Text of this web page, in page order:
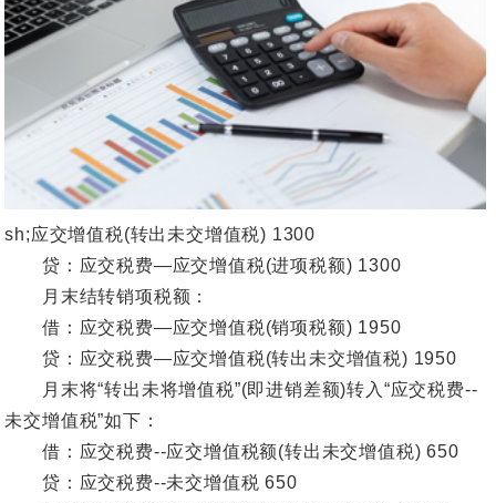
sh;应交增值税(转出未交增值税) 1300
贷：应交税费—应交增值税(进项税额) 1300
月末结转销项税额：
借：应交税费—应交增值税(销项税额) 1950
贷：应交税费—应交增值税(转出未交增值税) 1950
月末将“转出未将增值税”(即进销差额)转入“应交税费--
未交增值税”如下：
借：应交税费--应交增值税额(转出未交增值税) 650
贷：应交税费--未交增值税 650